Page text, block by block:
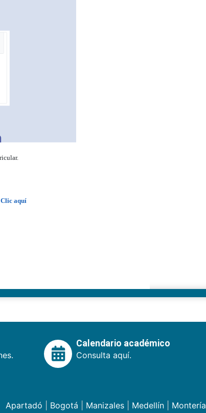
Clic aquí
Calendario académico
Consulta aquí.
Apartadó Bogotá Manizales| Medellín| Montería